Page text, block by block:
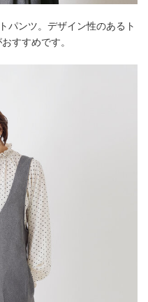
パンツ。デザイン性のあるト
すすめです。